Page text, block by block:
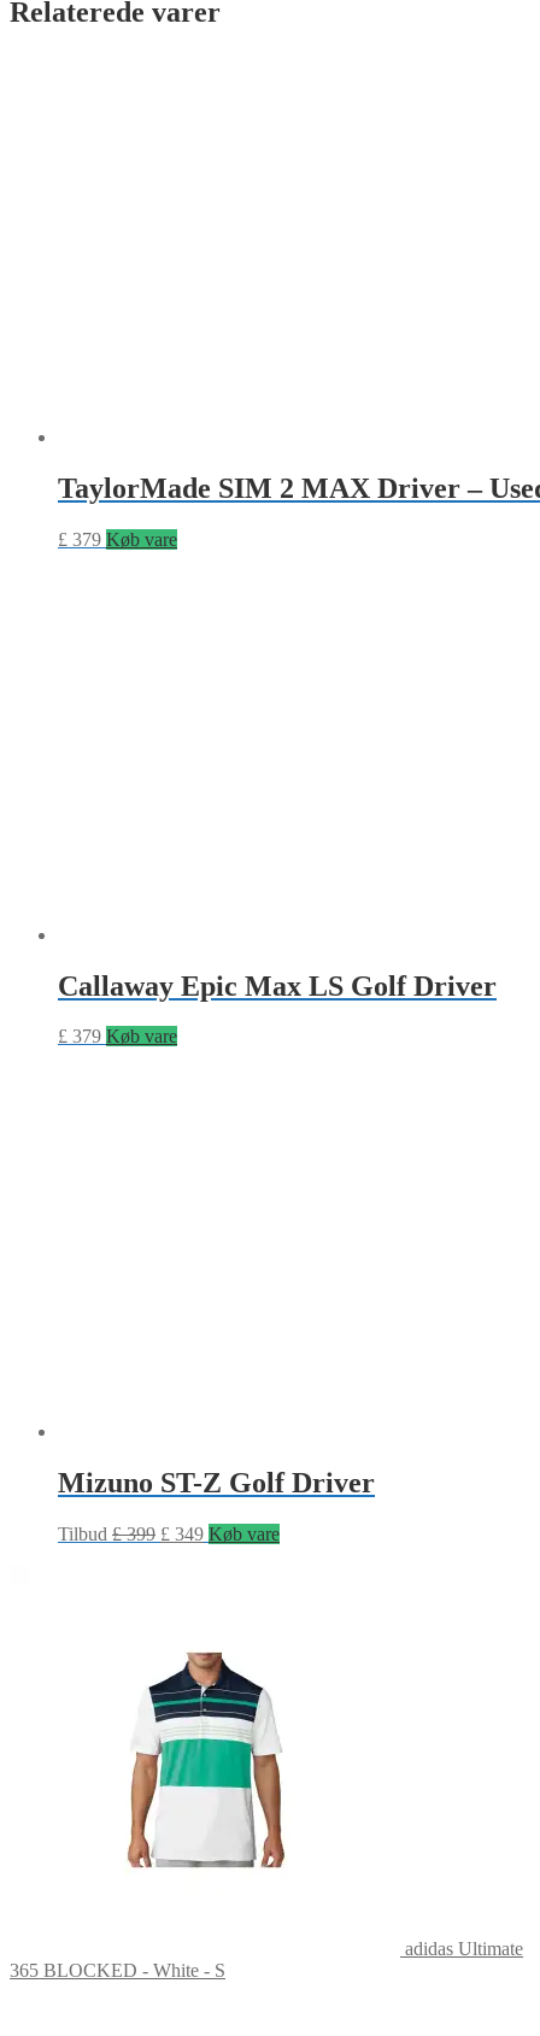
Relaterede varer
TaylorMade SIM 2 MAX Driver –
£ 379 Køb vare
Callaway Epic Max LS Golf Driver
£ 379 Køb vare
Mizuno ST-Z Golf Driver
Tilbud £399 £ 349 Køb vare
adidas Ultimate
365 BLOCKED - White - S